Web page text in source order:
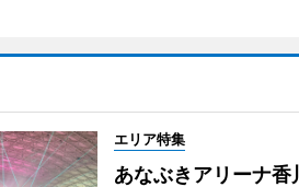
エリア特集
あなぶきアリーナ